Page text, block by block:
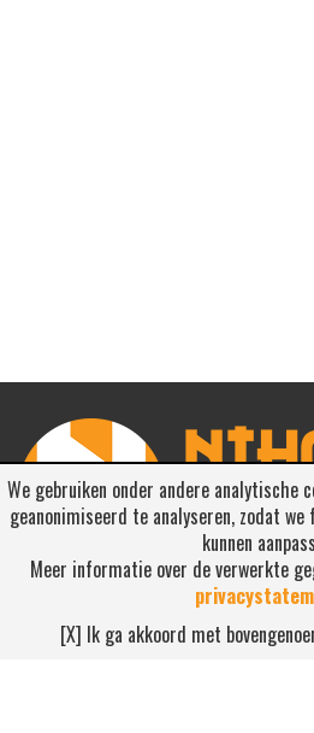
We gebruiken onder andere analytische
geanonimiseerd te analyseren, zodat
kunnen
Meer informatie over de verwerkte
[X] Ik ga akkoord met